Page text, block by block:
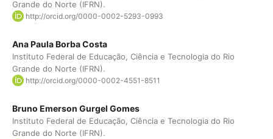
Grande do Norte (IFRN).
http://orcid.org/0000-0002-5293-0993
Ana Paula Borba Costa
Instituto Federal de Educação, Ciência e Tecnologia do Rio
Grande do Norte (IFRN).
http://orcid.org/0000-0002-4551-8511
Bruno Emerson Gurgel Gomes
Instituto Federal de Educação, Ciência e Tecnologia do Rio
Grande do Norte (IFRN).